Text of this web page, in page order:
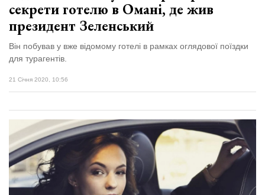
секрети готелю в Омані, де жив
президент Зеленський
Він побував у вже відомому готелі в рамках оглядової поїздки
для турагентів.
21 Січня 2020, 10:56